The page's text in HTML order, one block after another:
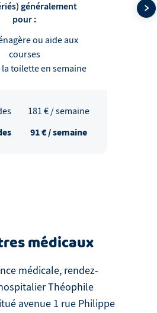
généralement
pour :
ou aide aux
courses
la toilette en semaine
181 € / semaine
91€ / semaine
médicaux
médicale, rendez-
Théophile
avenue 1 rue Philippe